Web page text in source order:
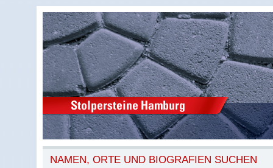
NAMEN, ORTE UND BIOGRAFIEN SUCHEN